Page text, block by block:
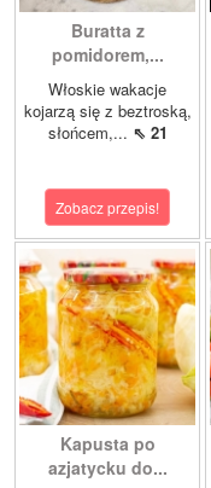
Buratta z
pomidorem,...
Włoskie wakacje
kojarzą się z beztroską,
słońcem,... ⇖ 21
Zobacz przepis!
Kapusta po
azjatycku do...